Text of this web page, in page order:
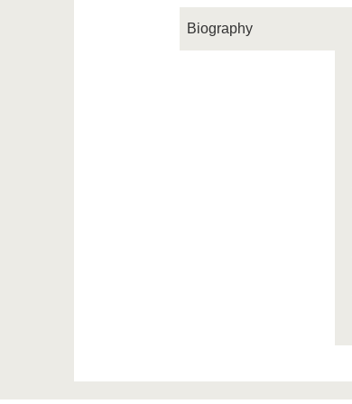
Biography